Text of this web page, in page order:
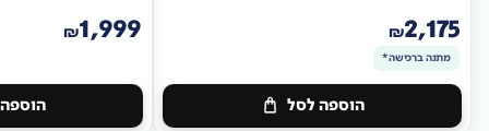
₪2,175
מתנה ברכישה*
הוספה לסל
₪1,999